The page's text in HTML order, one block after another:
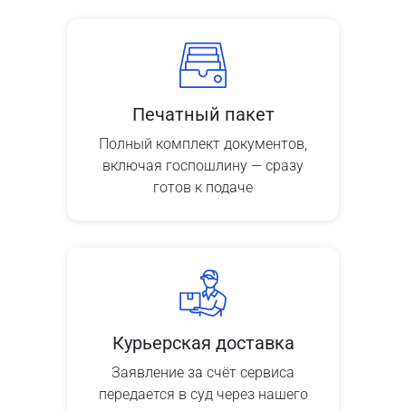
Печатный пакет
Полный комплект документов,
включая госпошлину — сразу
готов к подаче
Курьерская доставка
Заявление за счёт сервиса
передается в суд через нашего